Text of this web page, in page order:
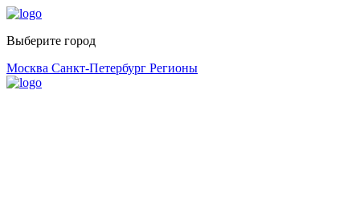
Выберите город
Москва Санкт-Петербург Регионы